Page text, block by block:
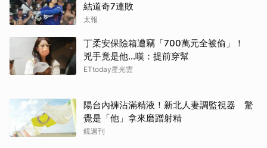
結道奇7連敗
太報
丁柔安保險箱遭竊「700萬元全被偷」！
兇手竟是他...嘆：提前穿幫
ETtoday星光雲
陽台內褲沾滿精液！新北人妻調監視器 驚
覺是「他」拿來磨蹭射精
鏡週刊